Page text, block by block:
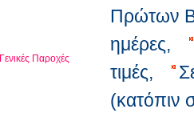
Γενικές Παροχές
Πρώτων
ημέρες,
τιμές,
(κατόπιν